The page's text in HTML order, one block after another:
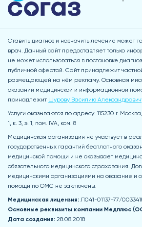
Ставить диагноз и назначить лечение может
врач. Данный сайт предоставляет только
не может использоваться в постановке
публичной офертой. Сайт принадлежит
размещающей на нём рекламу. Основная
оказании медицинской и информационной
принадлежит Шурову Василию
Услуги оказываются по адресу: 115230 r.
1, к. 3, э. 1, пом. IVA, ком. 8
Медицинская организация не участвует в
государственных гарантий бесплатного
медицинской помощи и не оказывает
обязательного медицинского страхования.
медицинскими организациями на оказание и
помощи по ОМС не заключены.
Медицинская лицензия: Л041-01137-77/
Основные реквизиты компании Медплюс
Дата создания: 28.08.2018